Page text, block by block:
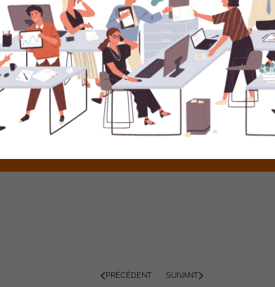
même que cette opération n’a pas produit l’effet
escompté, le cours de l’action ayant été affecté par le
contexte géopolitique. En revanche, tout euro
supplémentaire affecté au salarié semble devenir un
coût de plus en plus insupportable pour la Direction de
l’entreprise.
précieuse qui fait les résultats de
PRÉCÉDENT SUIVANT